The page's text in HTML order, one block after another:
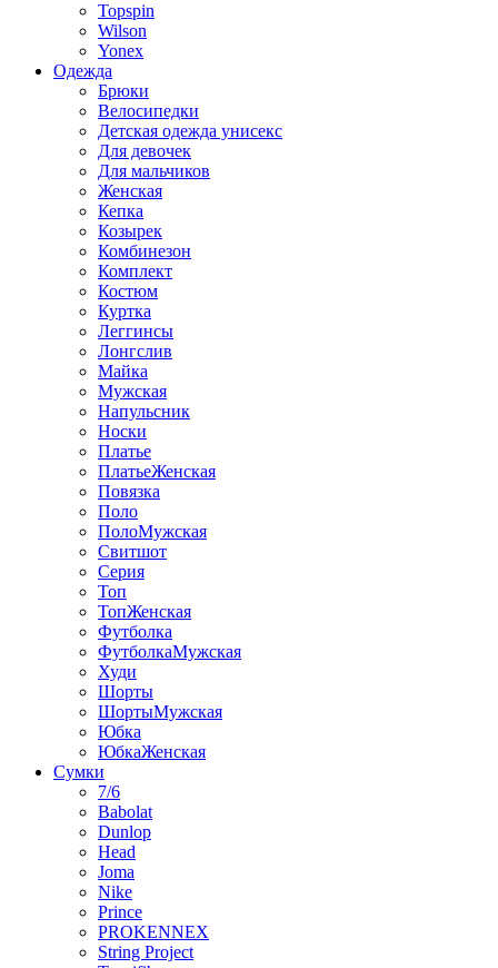
Topspin
Wilson
Yonex
Одежда
Брюки
Велосипедки
Детская одежда унисекс
Для девочек
Для мальчиков
Женская
Кепка
Козырек
Комбинезон
Комплект
Костюм
Куртка
Леггинсы
Лонгслив
Майка
Мужская
Напульсник
Носки
Платье
ПлатьеЖенская
Повязка
Поло
ПолоМужская
Свитшот
Серия
Топ
ТопЖенская
Футболка
ФутболкаМужская
Худи
Шорты
ШортыМужская
Юбка
ЮбкаЖенская
Сумки
7/6
Babolat
Dunlop
Head
Joma
Nike
Prince
PROKENNEX
String Project